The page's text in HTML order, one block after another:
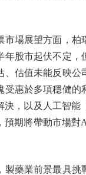
場展望方面，柏
年股市起伏不定，
、估值未能反映公
受惠於多項穩健的
決，以及人工智能
預期將帶動市場對
藥業前景最具挑